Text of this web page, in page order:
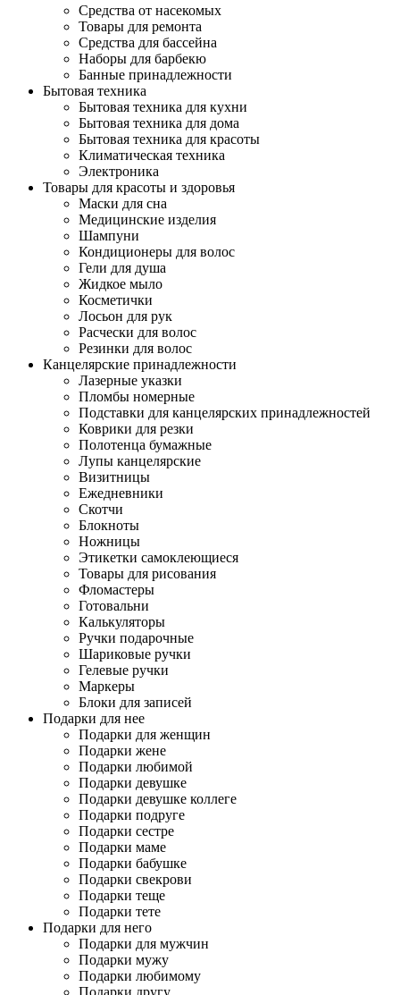
Средства от насекомых
Товары для ремонта
Средства для бассейна
Наборы для барбекю
Банные принадлежности
Бытовая техника
Бытовая техника для кухни
Бытовая техника для дома
Бытовая техника для красоты
Климатическая техника
Электроника
Товары для красоты и здоровья
Маски для сна
Медицинские изделия
Шампуни
Кондиционеры для волос
Гели для душа
Жидкое мыло
Косметички
Лосьон для рук
Расчески для волос
Резинки для волос
Канцелярские принадлежности
Лазерные указки
Пломбы номерные
Подставки для канцелярских принадлежностей
Коврики для резки
Полотенца бумажные
Лупы канцелярские
Визитницы
Ежедневники
Скотчи
Блокноты
Ножницы
Этикетки самоклеющиеся
Товары для рисования
Фломастеры
Готовальни
Калькуляторы
Ручки подарочные
Шариковые ручки
Гелевые ручки
Маркеры
Блоки для записей
Подарки для нее
Подарки для женщин
Подарки жене
Подарки любимой
Подарки девушке
Подарки девушке коллеге
Подарки подруге
Подарки сестре
Подарки маме
Подарки бабушке
Подарки свекрови
Подарки теще
Подарки тете
Подарки для него
Подарки для мужчин
Подарки мужу
Подарки любимому
Подарки другу